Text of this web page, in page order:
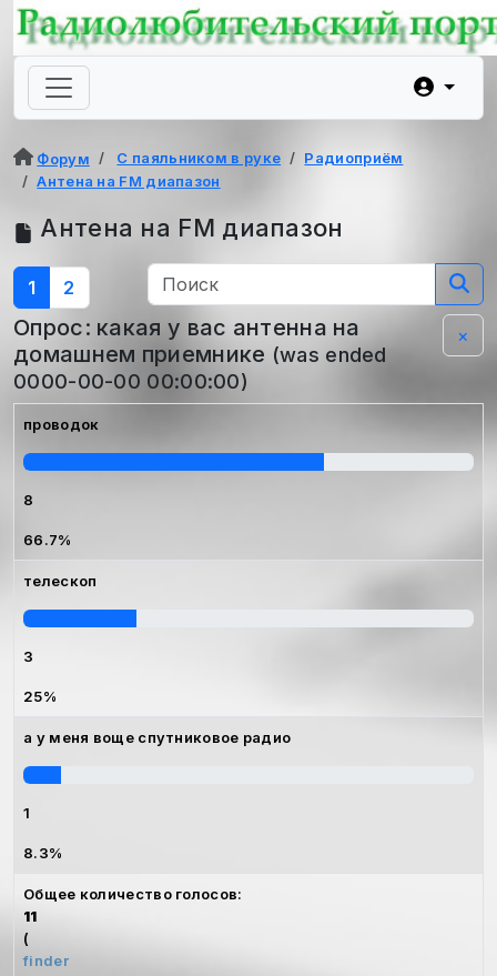
Форум С паяльником в руке
Радиоприём
Антена на FM диапазон
Антена на FM диапазон
1 2
×
Опрос: какая у вас антенна на
домашнем приемнике (was ended
0000-00-00 00:00:00)
проводок
8
66.7%
телескоп
3
25%
а у меня воще спутниковое радио
1
8.3%
Общее количество голосов:
11
(
finder